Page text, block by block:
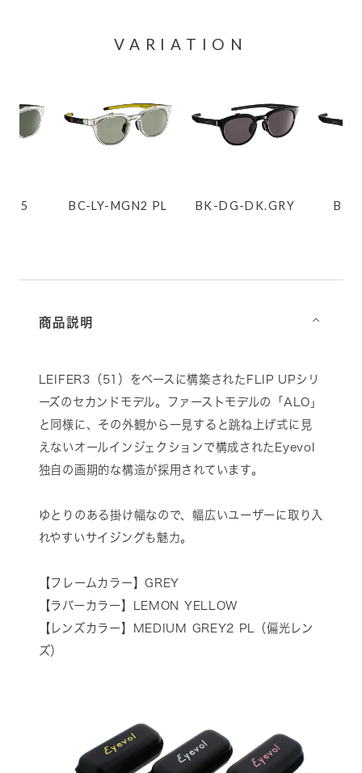
VARIATION
BC-LY-MGN2 PL BK-DG-DK.GRY BK-
商品説明 ⌵
LEIFER3（51）をベースに構築されたFLIP UPシリ
ーズのセカンドモデル。ファーストモデルの「ALO」
と同様に、その外観から一見すると跳ね上げ式に見
えないオールインジェクションで構成されたEyevol
独自の画期的な構造が採用されています。
ゆとりのある掛け幅なので、幅広いユーザーに取り入
れやすいサイジングも魅力。
【フレームカラー】GREY
【ラバーカラー】LEMON YELLOW
【レンズカラー】MEDIUM GREY2 PL（偏光レン
ズ）